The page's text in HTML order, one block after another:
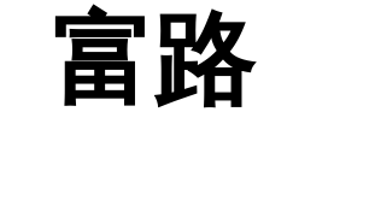
富路